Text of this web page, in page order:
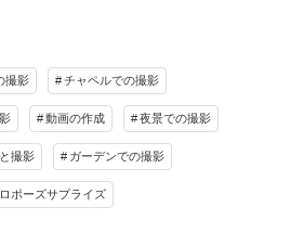
撮影 チャペルでの撮影
動画の作成 夜景での撮影
撮影 ガーデンでの撮影
ポーズサプライズ